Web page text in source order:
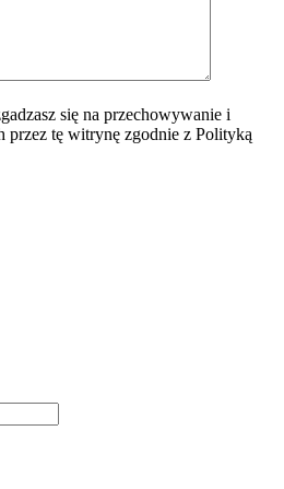
się na przechowywanie i
przez tę witrynę zgodnie z Polityką